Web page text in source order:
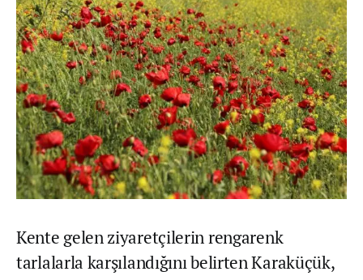
Kente gelen ziyaretçilerin rengarenk
tarlalarla karşılandığını belirten Karaküçük,